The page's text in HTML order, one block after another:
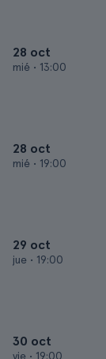
28 oct
mié • 13:00
28 oct
mié • 19:00
29 oct
jue • 19:00
30 oct
vie • 19:00